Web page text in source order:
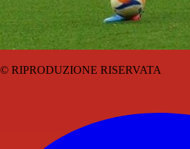
© RIPRODUZIONE RISERVATA